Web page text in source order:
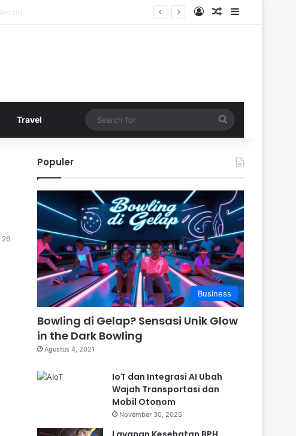
Log InRandom Article
Sidebar
Travel
for
26
Populer
Business
Bowling di Gelap? Sensasi Unik Glow
in the Dark Bowling
Agustus 4, 2021
⁠IoT dan Integrasi AI Ubah
Wajah Transportasi dan
Mobil Otonom
November 30, 2025